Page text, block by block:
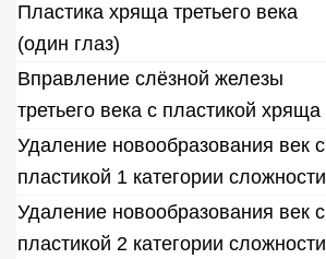
Пластика хряща третьего века
(один глаз)
Вправление слёзной железы
третьего века с пластикой хряща
Удаление новообразования век с
пластикой 1 категории сложности
Удаление новообразования век с
пластикой 2 категории сложности